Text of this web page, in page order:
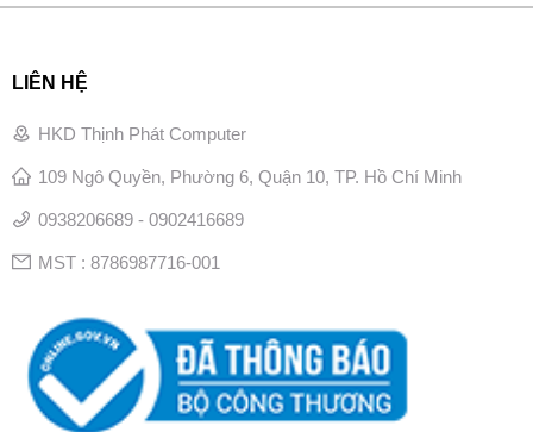
LIÊN HỆ
HKD Thịnh Phát Computer
109 Ngô Quyền, Phường 6, Quận 10, TP. Hồ Chí Minh
0938206689 - 0902416689
MST : 8786987716-001